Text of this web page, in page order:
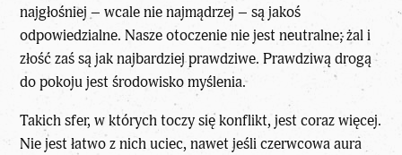
najgłośniej – wcale nie najmądrzej – są jakoś
odpowiedzialne. Nasze otoczenie nie jest neutralne; żal i
złość zaś są jak najbardziej prawdziwe. Prawdziwą drogą
do pokoju jest środowisko myślenia.
Takich sfer, w których toczy się konflikt, jest coraz więcej.
Nie jest łatwo z nich uciec, nawet jeśli czerwcowa aura